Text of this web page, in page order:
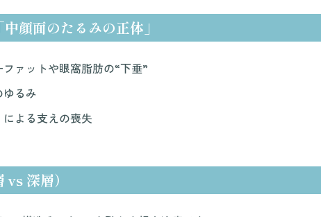
顔面のたるみの正体」
ァットや眼窩脂肪の“下垂”
るみ
よる支えの喪失
深層）